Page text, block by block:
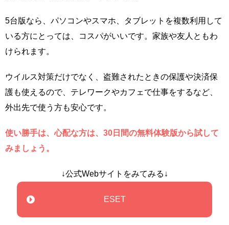
5台版なら、パソコンやスマホ、タブレットを複数利用して
いる方にとっては、コスパがいいです。家族や友人ともわ
けられます。
ウイルス対策だけでなく、盗難されたときの保護や決済保
護も使えるので、テレワークやカフェで仕事をするなど、
外出先で使う方も安心です。
使い勝手は、心配な方は、30日間の無料体験版から試して
みましょう。
↓公式Webサイトをみてみる↓
ESET